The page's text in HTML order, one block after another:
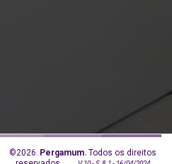
©2026. Pergamum. Todos os direitos